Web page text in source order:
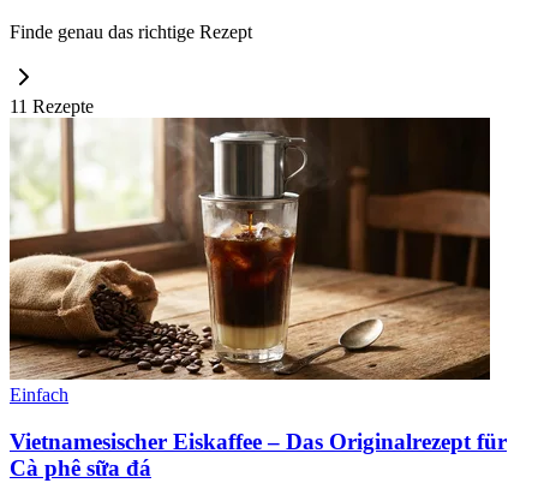
Finde genau das richtige Rezept
11 Rezepte
Einfach
Vietnamesischer Eiskaffee – Das Originalrezept für
Cà phê sữa đá